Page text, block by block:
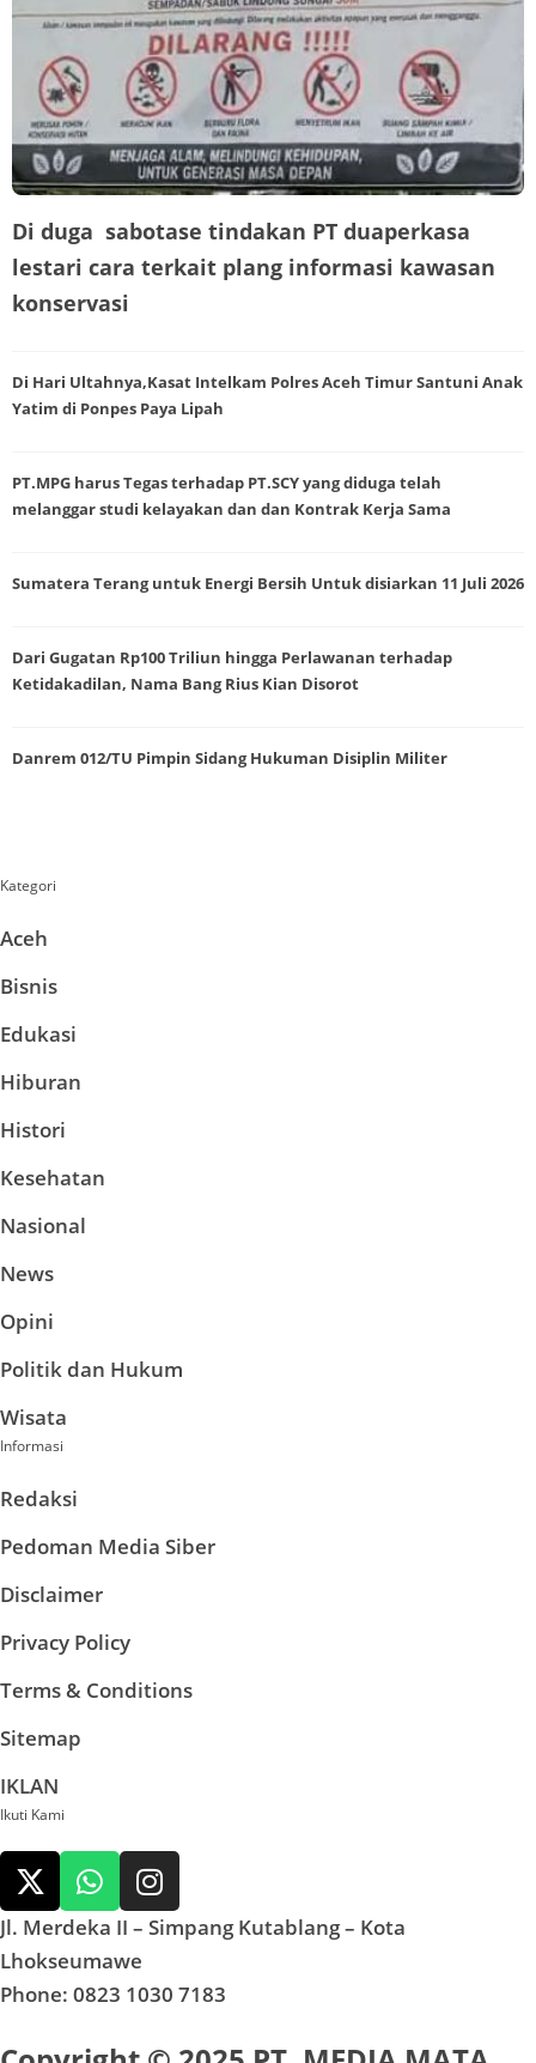
Di duga sabotase tindakan PT duaperkasa
lestari cara terkait plang informasi kawasan
konservasi
Di Hari Ultahnya,Kasat Intelkam Polres Aceh Timur Santuni Anak
Yatim di Ponpes Paya Lipah
PT.MPG harus Tegas terhadap PT.SCY yang diduga telah
melanggar studi kelayakan dan dan Kontrak Kerja Sama
Sumatera Terang untuk Energi Bersih Untuk disiarkan 11 Juli 2026
Dari Gugatan Rp100 Triliun hingga Perlawanan terhadap
Ketidakadilan, Nama Bang Rius Kian Disorot
Danrem 012/TU Pimpin Sidang Hukuman Disiplin Militer
Kategori
Aceh
Bisnis
Edukasi
Hiburan
Histori
Kesehatan
Nasional
News
Opini
Politik dan Hukum
Wisata
Informasi
Redaksi
Pedoman Media Siber
Disclaimer
Privacy Policy
Terms & Conditions
Sitemap
IKLAN
Ikuti Kami
Jl. Merdeka II – Simpang Kutablang – Kota
Lhokseumawe
Phone: 0823 1030 7183